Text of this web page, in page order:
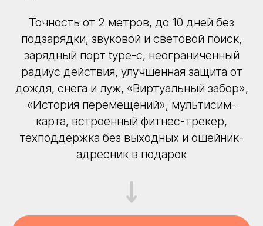
Точность от 2 метров, до 10 дней без
подзарядки, звуковой и световой поиск,
зарядный порт type-c, неограниченный
радиус действия, улучшенная защита от
дождя, снега и луж, «Виртуальный забор»,
«История перемещений», мультисим-
карта, встроенный фитнес-трекер,
техподдержка без выходных и ошейник-
адресник в подарок